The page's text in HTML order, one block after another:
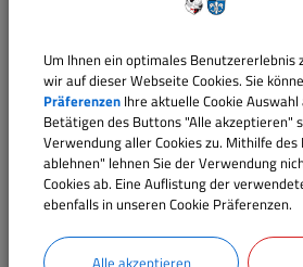
Rechtsgrundlagen
Verantwortliche Behörde
Um Ihnen ein optimales Benutzererlebnis
wir auf dieser Webseite Cookies. Sie
Präferenzen Ihre aktuelle Cookie
Betätigen des Buttons "Alle akzeptieren"
Verwendung aller Cookies zu. Mithilfe des
ablehnen" lehnen Sie der Verwendung
Cookies ab. Eine Auflistung der
ebenfalls in unseren Cookie Präferenzen.
Alle akzeptieren